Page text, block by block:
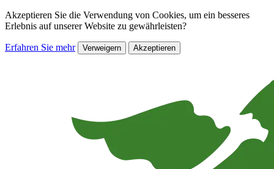
Akzeptieren Sie die Verwendung von Cookies, um ein besseres
Erlebnis auf unserer Website zu gewährleisten?
Erfahren Sie mehr Verweigern Akzeptieren